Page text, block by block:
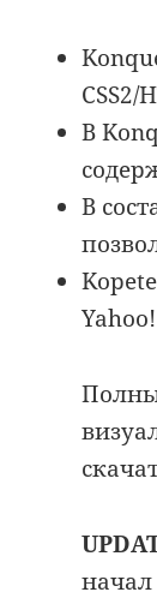
В
В
Yahoo!